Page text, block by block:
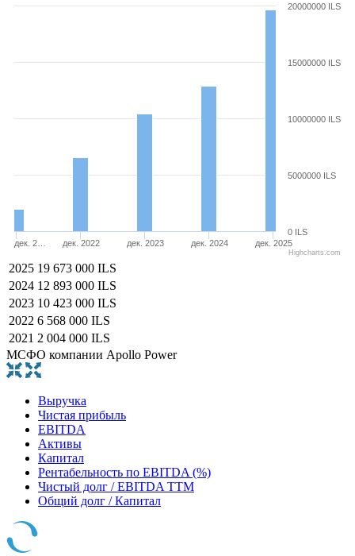
дек. 2… дек. 2022 дек. 2023 дек. 2024 дек. 2025
0 ILS
5000000 ILS
10000000 ILS
15000000 ILS
20000000 ILS
Highcharts.com
2025 19 673 000 ILS
2024 12 893 000 ILS
2023 10 423 000 ILS
2022 6 568 000 ILS
2021 2 004 000 ILS
МСФО компании Apollo Power
Выручка
Чистая прибыль
EBITDA
Активы
Капитал
Рентабельность по EBITDA (%)
Чистый долг / EBITDA TTM
Общий долг / Капитал